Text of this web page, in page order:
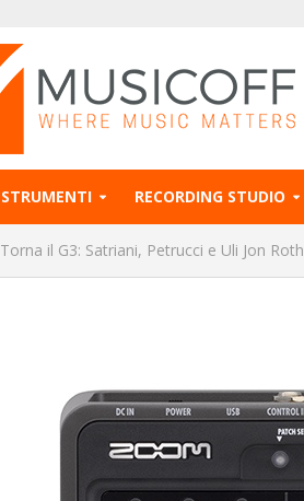
STRUMENTI RECORDING STUDIO
Torna il G3: Satriani, Petrucci e Uli Jon Roth